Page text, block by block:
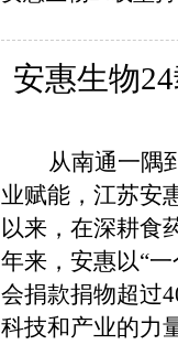
安惠生物
从南通一隅
业赋能，江苏安
以来，在深耕食
年来，安惠以“
会捐款捐物超过
科技和产业的力